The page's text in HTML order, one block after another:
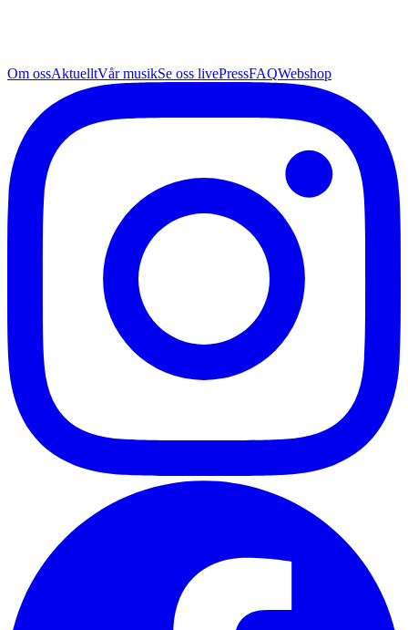
Om ossAktuelltVår musikSe oss livePressFAQWebshop